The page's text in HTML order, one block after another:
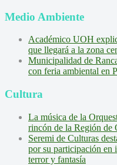
Medio Ambiente
Académico UOH
que llegará a la zona
Municipalidad de
con feria ambiental en
Cultura
La música de la
rincón de la Región de
Seremi de Culturas
por su participación en
terror y fantasía